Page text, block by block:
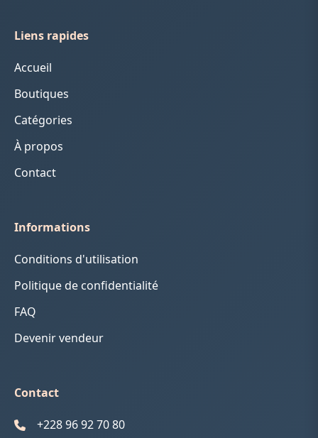
Liens rapides
Accueil
Boutiques
Catégories
À propos
Contact
Informations
Conditions d'utilisation
Politique de confidentialité
FAQ
Devenir vendeur
Contact
+228 96 92 70 80